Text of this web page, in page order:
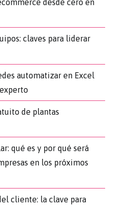
desde cero en
claves para liderar
automatizar en Excel
de plantas
qué es y por qué será
en los próximos
cliente: la clave para